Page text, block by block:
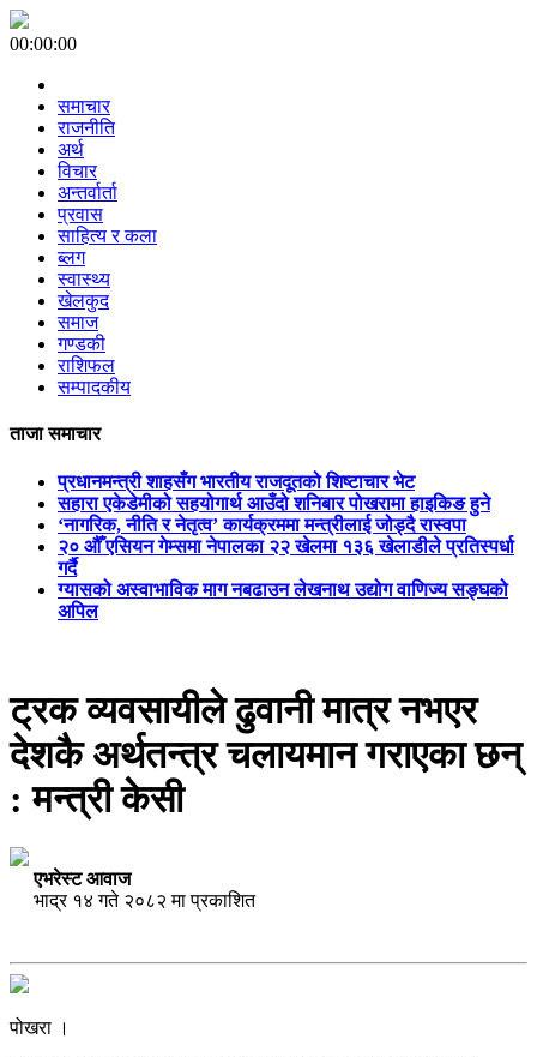
00:00:00
समाचार
राजनीति
अर्थ
विचार
अन्तर्वार्ता
प्रवास
साहित्य र कला
ब्लग
स्वास्थ्य
खेलकुद
समाज
गण्डकी
राशिफल
सम्पादकीय
ताजा समाचार
प्रधानमन्त्री शाहसँग भारतीय राजदूतको शिष्टाचार भेट
सहारा एकेडेमीको सहयोगार्थ आउँदो शनिबार पोखरामा हाइकिङ हुने
‘नागरिक, नीति र नेतृत्व’ कार्यक्रममा मन्त्रीलाई जोड्दै रास्वपा
२० औँ एसियन गेम्समा नेपालका २२ खेलमा १३६ खेलाडीले प्रतिस्पर्धा
गर्दै
ग्यासको अस्वाभाविक माग नबढाउन लेखनाथ उद्योग वाणिज्य सङ्घको
अपिल
ट्रक व्यवसायीले ढुवानी मात्र नभएर
देशकै अर्थतन्त्र चलायमान गराएका छन्
: मन्त्री केसी
एभरेस्ट आवाज
भाद्र १४ गते २०८२ मा प्रकाशित
पोखरा ।